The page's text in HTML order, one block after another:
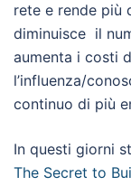
rete e rende più
diminuisce il
aumenta i costi
l’influenza/
continuo di più
In questi giorni
The Secret to